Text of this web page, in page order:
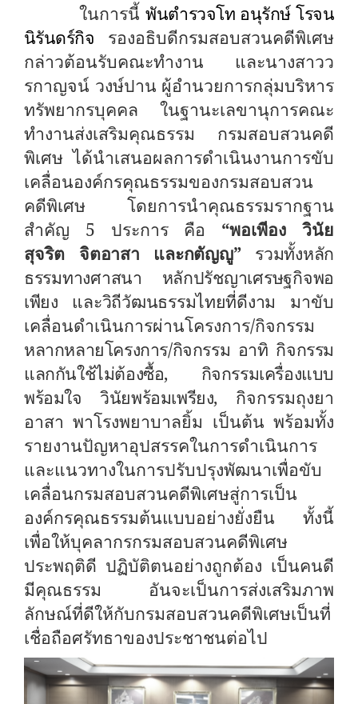
ในการนี้ พันตำรวจโท อนุรักษ์ โรจน
นิรันดร์กิจ
รองอธิบดีกรมสอบสวนคดีพิเศษ
กล่าวต้อนรับคณะทำงาน และนางสาวว
รกาญจน์ วงษ์ปาน ผู้อำนวยการกลุ่มบริหาร
ทรัพยากรบุคคล ในฐานะเลขานุการคณะ
ทำงานส่งเสริมคุณธรรม กรมสอบสวนคดี
พิเศษ ได้นำเสนอผลการดำเนินงานการขับ
เคลื่อนองค์กรคุณธรรมของกรมสอบสวน
คดีพิเศษ โดยการนำคุณธรรมรากฐาน
สำคัญ 5 ประการ คือ
“พอเพีอง วินัย
สุจริต
จิตอาสา และกตัญญู”
รวมทั้งหลัก
ธรรมทางศาสนา หลักปรัชญาเศรษฐกิจพอ
เพียง และวิถีวัฒนธรรมไทยที่ดีงาม
มาขับ
เคลื่อนดำเนินการผ่านโครงการ/กิจกรรม
หลากหลายโครงการ/กิจกรรม อาทิ กิจกรรม
แลกกันใช้ไม่ต้องซื้อ, กิจกรรมเครื่องแบบ
พร้อมใจ วินัยพร้อมเพรียง,
กิจกรรมถุงยา
อาสา พาโรงพยาบาลยิ้ม เป็นต้น พร้อมทั้ง
รายงานปัญหาอุปสรรคในการดำเนินการ
และแนวทางในการปรับปรุงพัฒนาเพื่อขับ
เคลื่อนกรมสอบสวนคดีพิเศษสู่การเป็น
องค์กรคุณธรรมต้นแบบอย่างยั่งยืน ทั้งนี้
เพื่อให้บุคลากรกรมสอบสวนคดีพิเศษ
ประพฤติดี ปฏิบัติตนอย่างถูกต้อง เป็นคนดี
มีคุณธรรม อันจะเป็นการส่งเสริมภาพ
ลักษณ์ที่ดีให้กับกรมสอบสวนคดีพิเศษเป็นที่
เชื่อถือศรัทธาของประชาชนต่อไป